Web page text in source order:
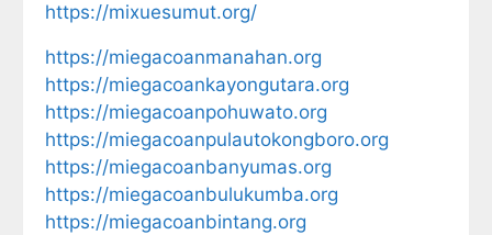
https://mixuesumut.org/
https://miegacoanmanahan.org
https://miegacoankayongutara.org
https://miegacoanpohuwato.org
https://miegacoanpulautokongboro.org
https://miegacoanbanyumas.org
https://miegacoanbulukumba.org
https://miegacoanbintang.org